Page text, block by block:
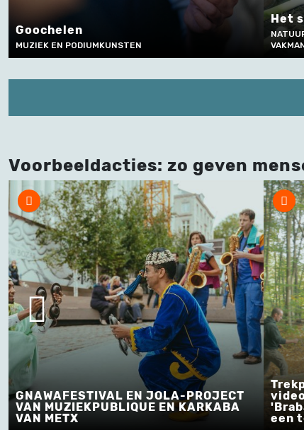
EN PODIUMKUNSTEN
Het
NATUUR EN
VAKMANSCHAP
Voorbeeldacties: zo geven
EN JOLA-PROJECT
MUZIEKPUBLIQUE EN KARKABA
METX
een